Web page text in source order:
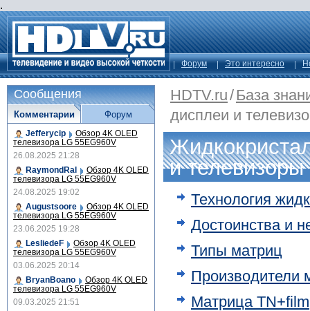
.
Форум Это интересно
HDTV.ru/База
дисплеи и
и
Технология
Достоинства и
Типы матриц
Производители
Матрица TN+film
Сообщения
Комментарии
Jefferycip Обзор 4K OLED
телевизора LG 55EG960V
26.08.2025 21:28
RaymondRal
Обзор 4K OLED
телевизора LG 55EG960V
24.08.2025 19:02
Augustsoore
Обзор 4K OLED
телевизора LG 55EG960V
23.06.2025 19:28
LesliedeF
Обзор 4K OLED
телевизора LG 55EG960V
03.06.2025 20:14
BryanBoano
Обзор 4K OLED
телевизора LG 55EG960V
09.03.2025 21:51
Форум